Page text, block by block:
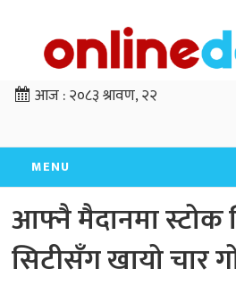
आज :२०८३ श्रावण, २२
MENU
आफ्नै मैदानमा स्टोक
सिटीसँग खायो चार